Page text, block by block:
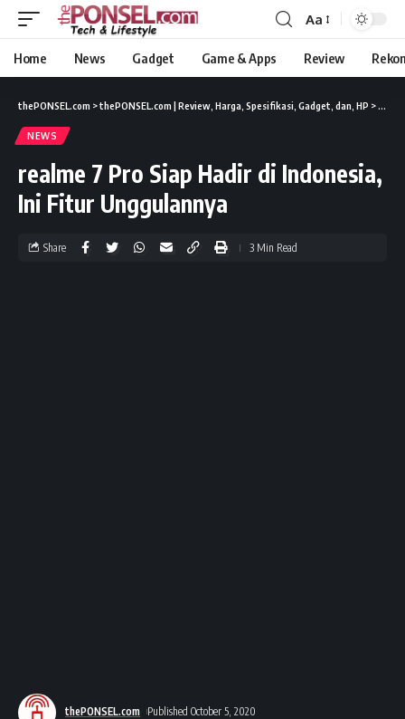
Aa
Home News Gadget Game & Apps Review
thePONSEL.com >thePONSEL.com | Review, Harga, Spesifikasi, Gadget, dan, HP > News
NEWS
realme 7 Pro Siap Hadir di Indonesia,
Ini Fitur Unggulannya
thePONSEL.com Published October 5, 2020
Share 3 Min Read